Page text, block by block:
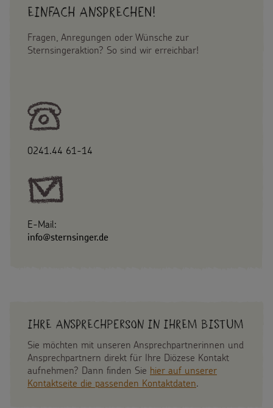
Einfach Ansprechen!
Fragen, Anregungen oder Wünsche zur
Sternsingeraktion? So sind wir erreichbar!
0241.44 61-14
E-Mail:
info@sternsinger.de
Ihre Ansprechperson in Ihrem Bistum
Sie möchten mit unseren Ansprechpartnerinnen und
Ansprechpartnern direkt für Ihre Diözese Kontakt
aufnehmen? Dann finden Sie hier auf unserer
Kontaktseite die passenden Kontaktdaten.